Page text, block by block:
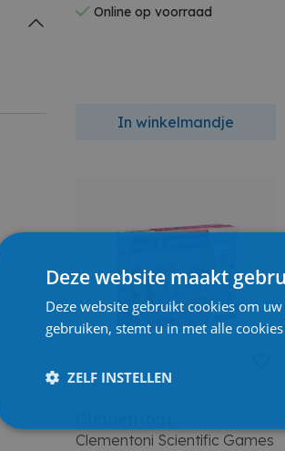
Online op voorraad
In winkelmandje
Clementoni Scientific Games
Deze website maakt
Deze website gebruikt cookies om
gebruiken, stemt u in met alle
ZELF INSTELLEN